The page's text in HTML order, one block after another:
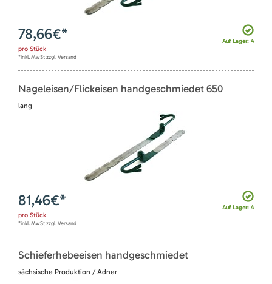
Auf Lager: 4
78,66€*
pro Stück
*inkl. MwSt zzgl. Versand
Nageleisen/Flickeisen handgeschmiedet 650
lang
Auf Lager: 4
81,46€*
pro Stück
*inkl. MwSt zzgl. Versand
Schieferhebeeisen handgeschmiedet
sächsische Produktion / Adner